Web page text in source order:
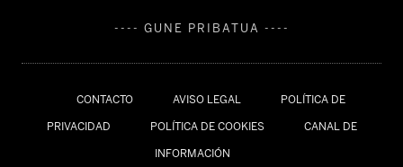
CONTACTO AVISO LEGAL POLÍTICA DE
PRIVACIDAD POLÍTICA DE COOKIES CANAL DE
INFORMACIÓN
---- GUNE PRIBATUA ----